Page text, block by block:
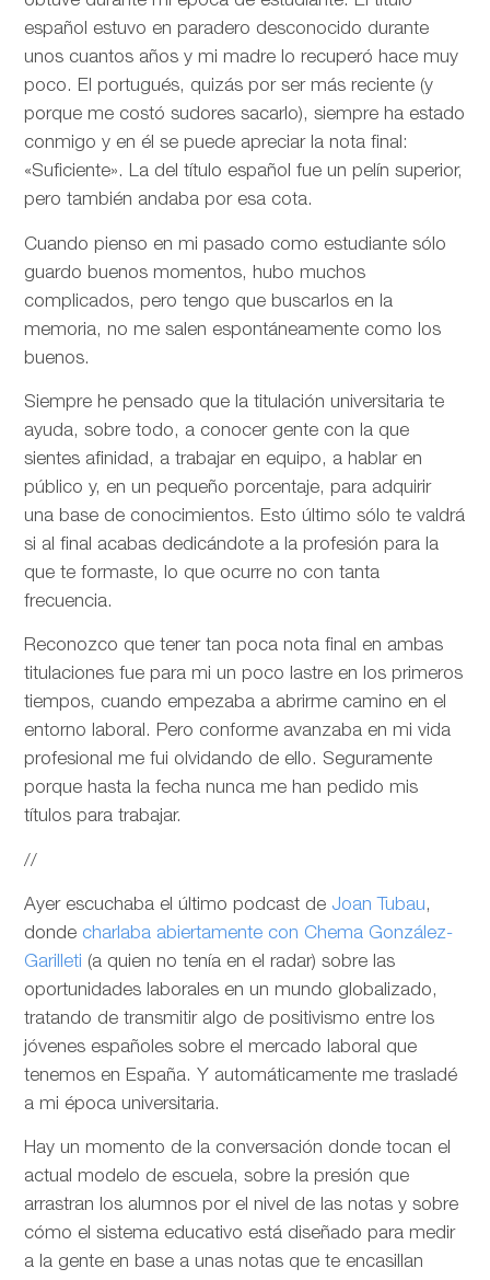
español estuvo en paradero desconocido durante
unos cuantos años y mi madre lo recuperó hace muy
poco. El portugués, quizás por ser más reciente (y
porque me costó sudores sacarlo), siempre ha estado
conmigo y en él se puede apreciar la nota final:
«Suficiente». La del título español fue un pelín superior,
pero también andaba por esa cota.
Cuando pienso en mi pasado como estudiante sólo
guardo buenos momentos, hubo muchos
complicados, pero tengo que buscarlos en la
memoria, no me salen espontáneamente como los
buenos.
Siempre he pensado que la titulación universitaria te
ayuda, sobre todo, a conocer gente con la que
sientes afinidad, a trabajar en equipo, a hablar en
público y, en un pequeño porcentaje, para adquirir
una base de conocimientos. Esto último sólo te valdrá
si al final acabas dedicándote a la profesión para la
que te formaste, lo que ocurre no con tanta
frecuencia.
Reconozco que tener tan poca nota final en ambas
titulaciones fue para mi un poco lastre en los primeros
tiempos, cuando empezaba a abrirme camino en el
entorno laboral. Pero conforme avanzaba en mi vida
profesional me fui olvidando de ello. Seguramente
porque hasta la fecha nunca me han pedido mis
títulos para trabajar.
//
Ayer escuchaba el último podcast de Joan Tubau,
donde charlaba abiertamente con Chema González-
Garilleti (a quien no tenía en el radar) sobre las
oportunidades laborales en un mundo globalizado,
tratando de transmitir algo de positivismo entre los
jóvenes españoles sobre el mercado laboral que
tenemos en España. Y automáticamente me trasladé
a mi época universitaria.
Hay un momento de la conversación donde tocan el
actual modelo de escuela, sobre la presión que
arrastran los alumnos por el nivel de las notas y sobre
cómo el sistema educativo está diseñado para medir
a la gente en base a unas notas que te encasillan